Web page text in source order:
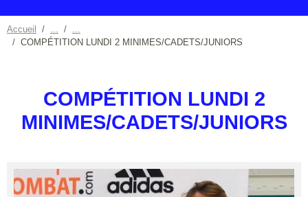
Accueil
COMPÉTITION LUNDI 2 MINIMES/CADETS/JUNIORS
COMPÉTITION LUNDI 2
MINIMES/CADETS/JUNIORS